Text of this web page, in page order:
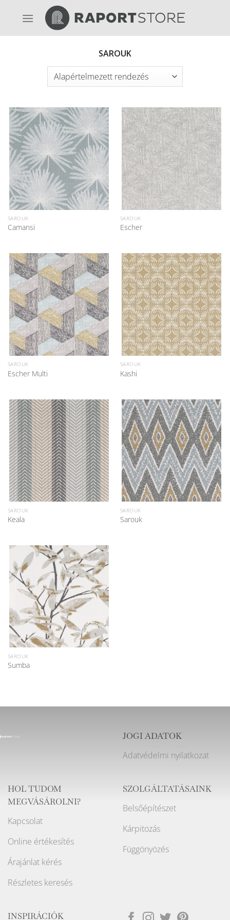
SAROUK
SAROUK
Camansi
SAROUK
Escher
SAROUK
Escher Multi
SAROUK
Kashi
SAROUK
Keala
SAROUK
Sarouk
SAROUK
Sumba
JOGI ADATOK
Adatvédelmi nyilatkozat
HOL TUDOM
MEGVÁSÁROLNI?
Kapcsolat
Online értékesítés
Árajánlat kérés
Részletes keresés
SZOLGÁLTATÁSAINK
Belsőépítészet
Kárpitozás
Függönyözés
INSPIRÁCIÓK